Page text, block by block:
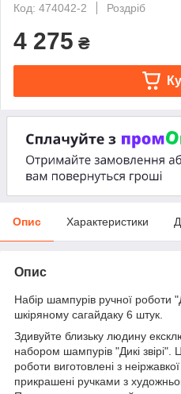
Код: 474042-2
Роздріб
4 275 ₴
Опис Характеристики
Опис
Набір шампурів ручної роботи
шкіряному сагайдаку 6 штук.
Здивуйте близьку людину
набором шампурів "Дикі звірі".
роботи виготовлені з неіржавкої
прикрашені ручками з